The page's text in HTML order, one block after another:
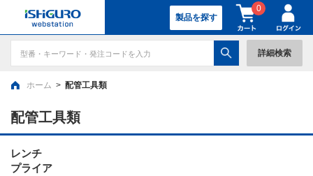
製品を探す
0
詳細検索
ホーム > 配管工具類
配管工具類
レンチ
プライア